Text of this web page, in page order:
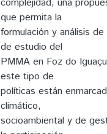
que permita la
formulación y análisis
de estudio del
PMMA en Foz do
este tipo de
políticas están
climático,
socioambiental y de